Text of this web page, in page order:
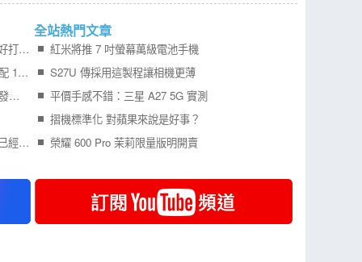
Samsung Galaxy Z Fold8 開箱實測寬 摺機更好打字 201g 輕巧機身真的好用嗎？
Redmi Turbo 6 Max 外型曝光 7 吋 2K 大螢幕配 10000mAh 電池 挑戰超長續航
更多 iPhone Air 2 可靠消息曝光，預計明年初發表！
記憶體報價不斷狂漲，所佔旗艦手機成本比例已經比處理器還要高
全站熱門文章
紅米將推 7 吋螢幕萬級電池手機
S27U 傳採用這製程讓相機更薄
平價手感不錯：三星 A27 5G 實測
摺機標準化 對蘋果來說是好事？
榮耀 600 Pro 茉莉限量版明開賣